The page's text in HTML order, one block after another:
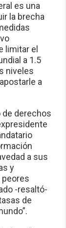
es una
la brecha
limitar el
a 1.5
niveles
a
de derechos
a sus
y
-resaltó-
de